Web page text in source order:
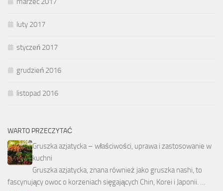
luty 2017
styczeń 2017
grudzień 2016
listopad 2016
WARTO PRZECZYTAĆ
Gruszka azjatycka – właściwości, uprawa i zastosowanie w
kuchni
Gruszka azjatycka, znana również jako gruszka nashi, to
fascynujący owoc o korzeniach sięgających Chin, Korei i Japonii. …